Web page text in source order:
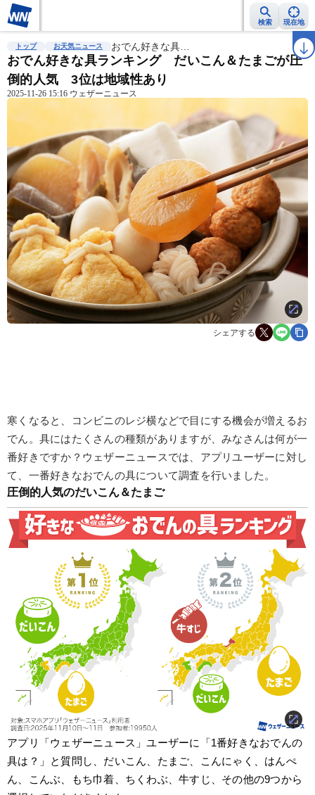
検索 現在地
雨雲レーダー 台風情報 地震情報 ラ
トップ お天気ニュース おでん好きな具…
おでん好きな具ランキング だいこん＆たまごが圧
倒的人気 3位は地域性あり
2025-11-26 15:16 ウェザーニュース
シェアする
寒くなると、コンビニのレジ横などで目にする機会が増えるお
でん。具にはたくさんの種類がありますが、みなさんは何が一
番好きですか？ウェザーニュースでは、アプリユーザーに対し
て、一番好きなおでんの具について調査を行いました。
圧倒的人気のだいこん＆たまご
アプリ「ウェザーニュース」ユーザーに「1番好きなおでんの
具は？」と質問し、だいこん、たまご、こんにゃく、はんぺ
ん、こんぶ、もち巾着、ちくわぶ、牛すじ、その他の9つから